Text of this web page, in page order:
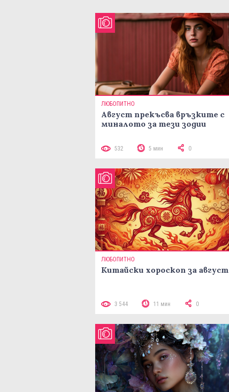
ЛЮБОПИТНО
Август прекъсва връзките с
миналото за тези зодии
532 5 мин 0
ЛЮБОПИТНО
Китайски хороскоп за август
3 544 11 мин 0